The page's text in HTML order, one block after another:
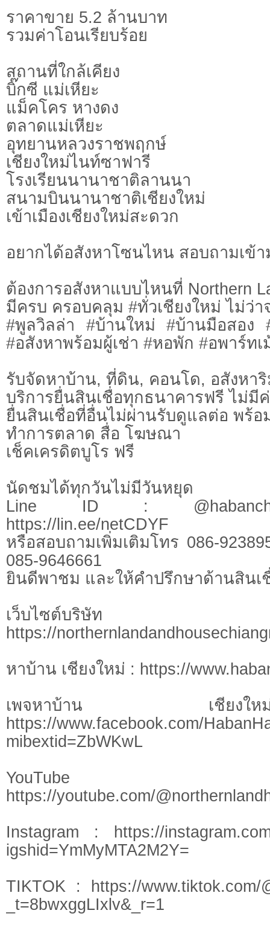
ราคาขาย 5.2 ล้านบาท
รวมค่าโอนเรียบร้อย
สถานที่ใกล้เคียง
บิ๊กซี แม่เหียะ
แม็คโคร หางดง
ตลาดแม่เหียะ
อุทยานหลวงราชพฤกษ์
เชียงใหม่ไนท์ซาฟารี
โรงเรียนนานาชาติลานนา
สนามบินนานาชาติเชียงใหม่
เข้าเมืองเชียงใหม่สะดวก
อยากได้อสังหาโซนไหน สอบถามเข้า
ต้องการอสังหาแบบไหนที่ Northern
มีครบ ครอบคลุม #ทั่วเชียงใหม่ ไม่ว่า
#พูลวิลล่า #บ้านใหม่ #บ้านมือสอง
#อสังหาพร้อมผู้เช่า #หอพัก #อพาร์ท
รับจัดหาบ้าน, ที่ดิน, คอนโด, อสังหา
บริการยื่นสินเชื่อทุกธนาคารฟรี ไม่มี
ยื่นสินเชื่อที่อื่นไม่ผ่านรับดูแลต่อ พร้อ
ทำการตลาด สื่อ โฆษณา
เช็คเครดิตบูโร ฟรี
นัดชมได้ทุกวันไม่มีวันหยุด
Line ID :
https://lin.ee/netCDYF
หรือสอบถามเพิ่มเติมโทร 086-
085-9646661
ยินดีพาชม และให้คำปรึกษาด้านสินเ
เว็บไซต์บ
https://
หาบ้าน เชียงใหม่ : https://
เพจหาบ้าน เชี
https://www.facebook.com/
mibextid=ZbWKwL
https://youtube.com/
Instagram : https://
igshid=YmMyMTA2M2Y=
TIKTOK : https://www.tiktok.com/
_t=8bwxggLIxlv&_r=1